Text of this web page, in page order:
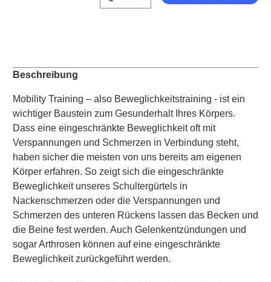
Beschreibung
Mobility Training – also Beweglichkeitstraining - ist ein
wichtiger Baustein zum Gesunderhalt Ihres Körpers.
Dass eine eingeschränkte Beweglichkeit oft mit
Verspannungen und Schmerzen in Verbindung steht,
haben sicher die meisten von uns bereits am eigenen
Körper erfahren. So zeigt sich die eingeschränkte
Beweglichkeit unseres Schultergürtels in
Nackenschmerzen oder die Verspannungen und
Schmerzen des unteren Rückens lassen das Becken und
die Beine fest werden. Auch Gelenkentzündungen und
sogar Arthrosen können auf eine eingeschränkte
Beweglichkeit zurückgeführt werden.